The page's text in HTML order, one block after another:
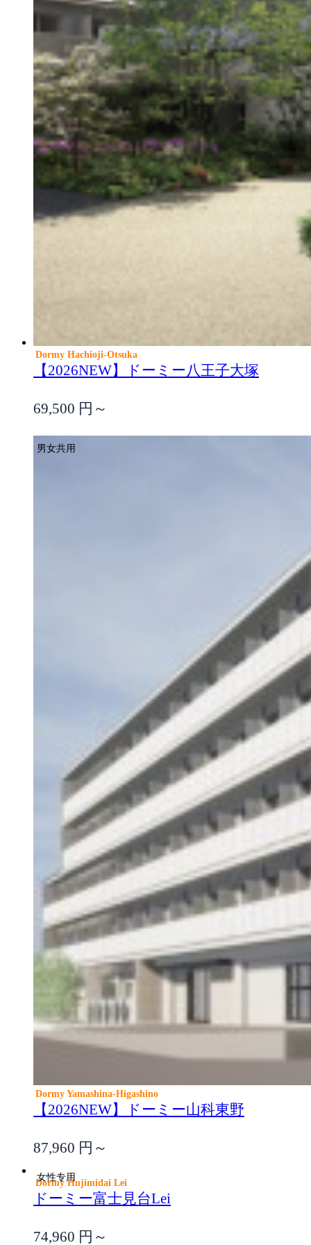
Dormy Hachioji-Otsuka
【2026NEW】ドーミー八王子大塚
69,500 円～
男女共用
Dormy Yamashina-Higashino
【2026NEW】ドーミー山科東野
87,960 円～
女性专用
Dormy Hujimidai Lei
ドーミー富士見台Lei
74,960 円～